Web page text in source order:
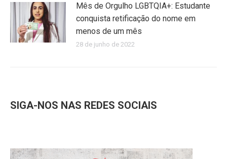
Mês de Orgulho LGBTQIA+: Estudante
conquista retificação do nome em
menos de um mês
28 de junho de 2022
SIGA-NOS NAS REDES SOCIAIS